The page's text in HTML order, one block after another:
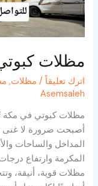
مظلات
اترك تعليقاً / مظلات,
Asemsaleh
مظلات كبوتي في مكة
أصبحت ضرورة لا غنى
المداخل والساحات
المكرمة وارتفاع
مظلات قوية، أنيقة،